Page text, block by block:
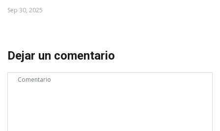
Sep 30, 2025
Dejar un comentario